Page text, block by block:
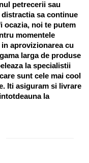
petrecerii sau
sa continue
ocazia, noi te putem
momentele
in aprovizionarea cu
larga de produse
la specialistii
sunt cele mai cool
Iti asiguram si livrare
la